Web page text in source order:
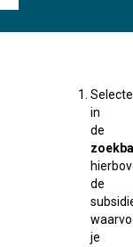
in
de
de
je